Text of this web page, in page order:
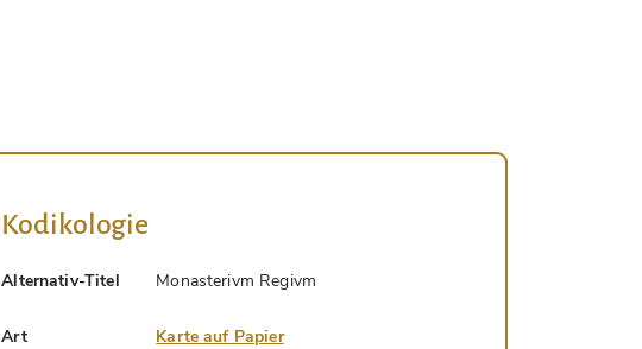
Kodikologie
Alternativ-Titel Monasterivm Regivm
Art Karte auf Papier